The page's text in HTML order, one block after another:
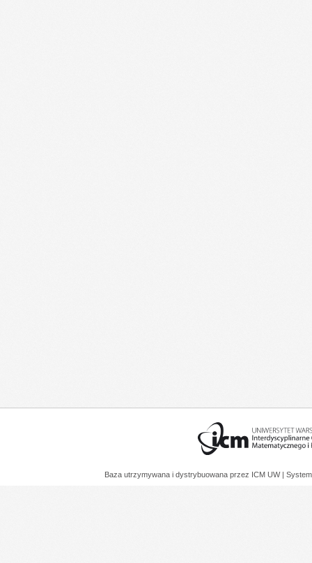
Baza utrzymywana i dystrybuowana przez ICM UW |